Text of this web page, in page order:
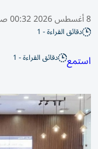
8 أغسطس 2026 00:32 صباحًا
دقائق القراءة - 1
استمع دقائق القراءة - 1